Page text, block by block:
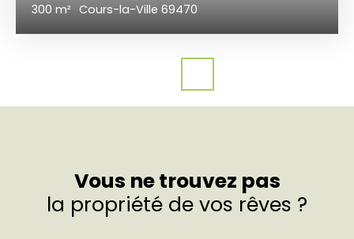
300 m² Cours-la-Ville 69470
Vous ne trouvez pas
la propriété de vos rêves ?